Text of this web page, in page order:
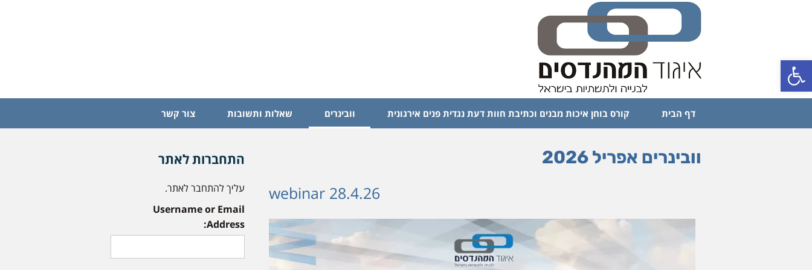
פתח סרגל נגישות
דף הבית קורס בוחן איכות מבנים וכתיבת חוות דעת נגדית פנים אירגונית וובינרים שאלות ותשובות צור קשר
וובינרים אפריל 2026
webinar 28.4.26
התחברות לאתר
עליך להתחבר לאתר.
Username or Email
Address: